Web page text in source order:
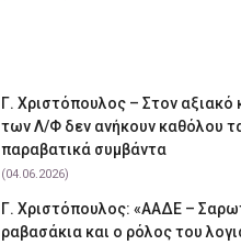
Γ. Χριστόπουλος – Στον
των Λ/Φ δεν ανήκουν καθόλου
παραβατικά συμβάντα
(04.06.2026)
Γ. Χριστόπουλος: «ΑΑΔΕ –
ραβασάκια και ο ρόλος του